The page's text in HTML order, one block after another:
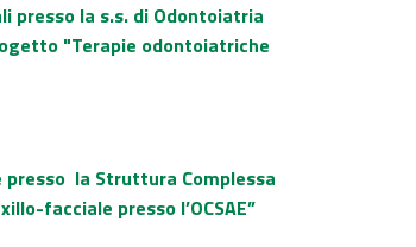
presso la s.s. di Odontoiatria
"Terapie odontoiatriche
la Struttura Complessa
facciale presso l’OCSAE”